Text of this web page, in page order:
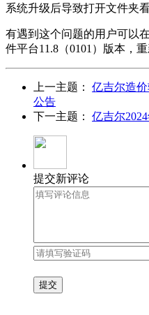
系统升级后导致打开文件夹
有遇到这个问题的用户可以
件平台11.8（0101）版本，
上一主题： 亿吉尔造
公告
下一主题： 亿吉尔
提交新评论